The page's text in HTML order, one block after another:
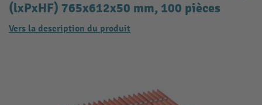
(lxPxHF) 765x612x50 mm, 100 pièces
Vers la description du produit